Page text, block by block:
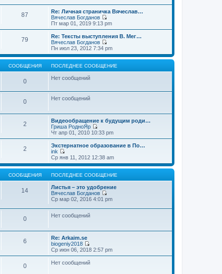
б
щ
н
и
ю
д
н
е
м
о
о
б
щ
е
н
ю
87
Re: Личная страничка Вячеслав…
Вячеслав Богданов
П
е
р
е
й
т
и
к
е
м
у
о
о
б
е
н
ю
Пт мар 01, 2019 9:13 pm
79
Re: Тексты выступления В. Мег…
Вячеслав Богданов
П
е
р
е
й
л
е
д
н
е
у
о
о
б
щ
н
ю
Пн июл 23, 2012 7:34 pm
СООБЩЕНИЯ ПОСЛЕДНЕЕ СООБЩЕНИЕ
0 Нет сообщений
0 Нет сообщений
2
Видеообращение к будущим роди…
Гриша РодноЯр
П
е
р
е
й
т
и
к
о
с
л
е
д
у
о
б
Чт апр 01, 2010 10:33 pm
2
Экстернатное образование в По…
ink
П
е
р
е
й
т
и
к
п
о
с
д
н
е
м
у
с
Ср янв 11, 2012 12:38 am
СООБЩЕНИЯ ПОСЛЕДНЕЕ СООБЩЕНИЕ
14
Листья – это удобрение
Вячеслав Богданов
П
р
и
о
с
Ср мар 02, 2016 4:01 pm
0 Нет сообщений
6
Re: Arkaim.se
biogeniy2018
П
е
р
е
Ср июн 06, 2018 2:57 pm
0 Нет сообщений